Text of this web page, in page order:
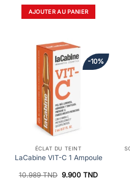
initial
était :
10.989 TND.
AJOUTER AU PANIER
-10%
ÉCLAT DU TEINT
LaCabine VIT-C 1 Ampoule
10.989TND Le
9.900TNDLe